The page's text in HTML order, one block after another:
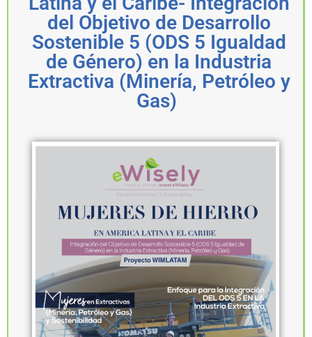
del Objetivo de Desarrollo
Sostenible 5 (ODS 5 Igualdad
de Género) en la Industria
Extractiva (Minería, Petróleo y
Gas) ​